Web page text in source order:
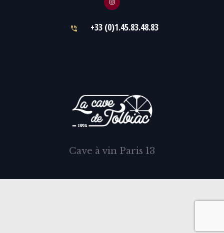
+33 (0)1.45.83.48.83
Cave à vin Paris 13